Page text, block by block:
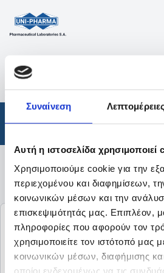
Συναίνεση Λεπτομέρειες
Αυτή η ιστοσελίδα χρησιμοποιεί
Χρησιμοποιούμε cookie για την
περιεχομένου και διαφημίσεων,
κοινωνικών μέσων και την
επισκεψιμότητάς μας. Επιπλέον,
πληροφορίες που αφορούν τον
χρησιμοποιείτε τον ιστότοπό μας
κοινωνικών μέσων, διαφήμισης
οποίοι ενδεχομένως να τις
ΠΡΟΪΟΝΤΑ
ΑΠΟΤΕΛΕΣΜΑΤΑ ΑΝΑΖΗΤΗΣΗΣ
Φάρμακα
Φίλτρα
Dextrolyte
DEXTROSE (GLUCOSE)
POTASSIUM CHLORIDE